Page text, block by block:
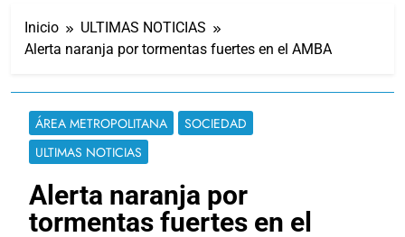
Inicio
ULTIMAS NOTICIAS
Alerta naranja por tormentas fuertes en el AMBA
ÁREA METROPOLITANA
SOCIEDAD
ULTIMAS NOTICIAS
Alerta naranja por
tormentas fuertes en el